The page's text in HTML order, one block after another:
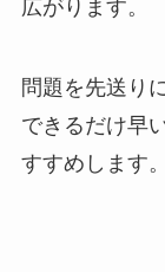
広がります。
問題を先送り
できるだけ早
すすめします。